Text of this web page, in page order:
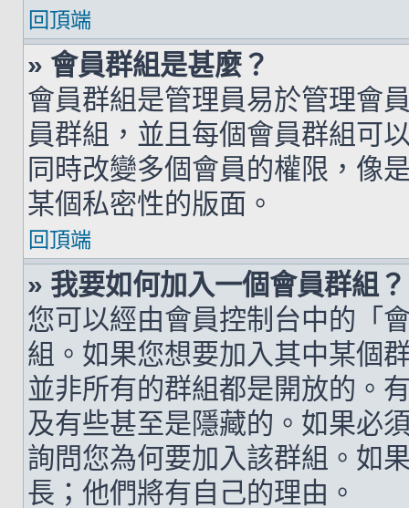
回頂端
» 會員群組是甚麼？
會員群組是管理員易於管理會
員群組，並且每個會員群組可
同時改變多個會員的權限，像
某個私密性的版面。
回頂端
» 我要如何加入一個會員群組？
您可以經由會員控制台中的「
組。如果您想要加入其中某個
並非所有的群組都是開放的。
及有些甚至是隱藏的。如果必
詢問您為何要加入該群組。如
長；他們將有自己的理由。